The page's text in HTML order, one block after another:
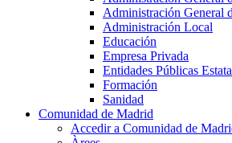
Administración General
Administración Local
Educación
Empresa Privada
Entidades Públicas
Formación
Sanidad
Comunidad de Madrid
Accedir a Comunidad de